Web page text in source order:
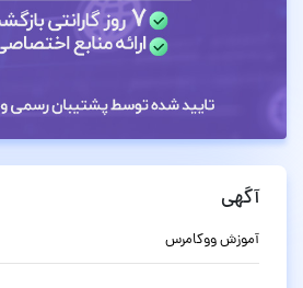
آگهی
آموزش ووکامرس